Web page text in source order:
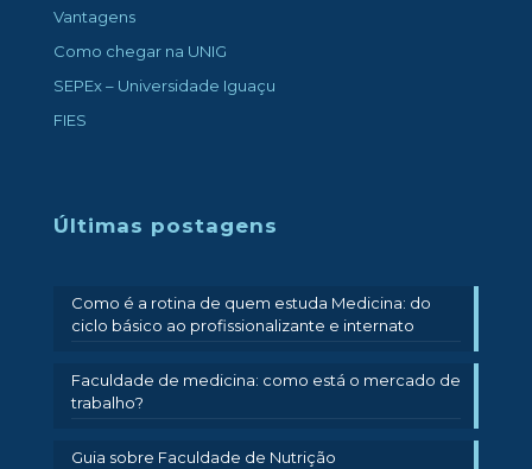
Vantagens
Como chegar na UNIG
SEPEx – Universidade Iguaçu
FIES
Últimas postagens
Como é a rotina de quem estuda Medicina: do
ciclo básico ao profissionalizante e internato
Faculdade de medicina: como está o mercado de
trabalho?
Guia sobre Faculdade de Nutrição